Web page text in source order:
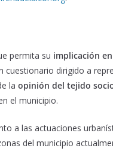
permita su implicación
cuestionario dirigido a
la opinión del tejido
el municipio.
a las actuaciones
del municipio